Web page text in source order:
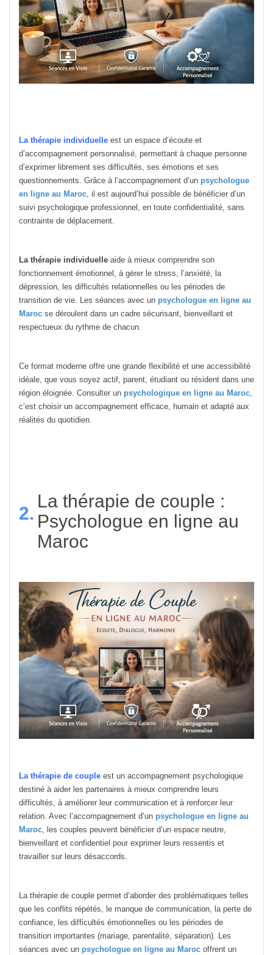
La thérapie individuelle est un espace d’écoute et
d’accompagnement personnalisé, permettant à chaque personne
d’exprimer librement ses difficultés, ses émotions et ses
questionnements. Grâce à l’accompagnement d’un psychologue
en ligne au Maroc, il est aujourd’hui possible de bénéficier d’un
suivi psychologique professionnel, en toute confidentialité, sans
contrainte de déplacement.
La thérapie individuelle aide à mieux comprendre son
fonctionnement émotionnel, à gérer le stress, l’anxiété, la
dépression, les difficultés relationnelles ou les périodes de
transition de vie. Les séances avec un psychologue en ligne au
Maroc se déroulent dans un cadre sécurisant, bienveillant et
respectueux du rythme de chacun.
Ce format moderne offre une grande flexibilité et une accessibilité
idéale, que vous soyez actif, parent, étudiant ou résident dans une
région éloignée. Consulter un psychologique en ligne au Maroc,
c’est choisir un accompagnement efficace, humain et adapté aux
réalités du quotidien.
2.
La thérapie de couple :
Psychologue en ligne au
Maroc
La thérapie de couple est un accompagnement psychologique
destiné à aider les partenaires à mieux comprendre leurs
difficultés, à améliorer leur communication et à renforcer leur
relation. Avec l’accompagnement d’un psychologue en ligne au
Maroc, les couples peuvent bénéficier d’un espace neutre,
bienveillant et confidentiel pour exprimer leurs ressentis et
travailler sur leurs désaccords.
La thérapie de couple permet d’aborder des problématiques telles
que les conflits répétés, le manque de communication, la perte de
confiance, les difficultés émotionnelles ou les périodes de
transition importantes (mariage, parentalité, séparation). Les
séances avec un psychologue en ligne au Maroc offrent un